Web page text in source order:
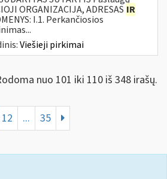
ORGANIZACIJA, ADRESAS IR
I.1. Perkančiosios
Viešieji pirkimai
nuo 101 iki 110 iš 348 irašų.
12 ... 35